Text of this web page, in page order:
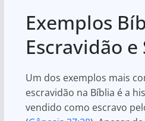
Exemplos
Escravidão
Um dos exemplos mais
escravidão na Bíblia é a
vendido como escravo